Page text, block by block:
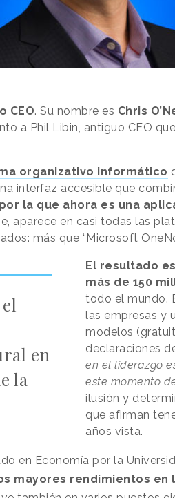
CEO. Su nombre es Chris
a Phil Libin, antiguo CEO
organizativo informático
interfaz accesible que
la que ahora es una
aparece en casi todas las
más que “Microsoft
en
la
El resultado
más de 150
todo el mundo.
las empresas y
modelos
declaraciones
en el liderazgo
este momento
ilusión y
que afirman
años vista.
en Economía por la
mayores rendimientos en